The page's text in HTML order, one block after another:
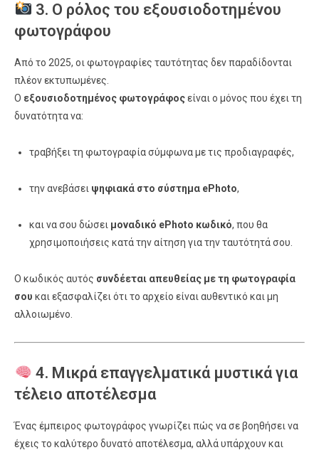
3. Ο ρόλος του εξουσιοδοτημένου
φωτογράφου
Από το 2025, οι φωτογραφίες ταυτότητας δεν παραδίδονται
πλέον εκτυπωμένες.
Ο εξουσιοδοτημένος φωτογράφοςείναι ο μόνος που έχει τη
δυνατότητα να:
τραβήξει τη φωτογραφία σύμφωνα με τις προδιαγραφές,
την ανεβάσει ψηφιακά στο σύστημα ePhoto,
και να σου δώσει μοναδικό ePhoto κωδικό, που θα
χρησιμοποιήσεις κατά την αίτηση για την ταυτότητά σου.
Ο κωδικός αυτός συνδέεται απευθείας με τη φωτογραφία
σου και εξασφαλίζει ότι το αρχείο είναι αυθεντικό και μη
αλλοιωμένο.
4. Μικρά επαγγελματικά μυστικά για
τέλειο αποτέλεσμα
Ένας έμπειρος φωτογράφος γνωρίζει πώς να σε βοηθήσει να
έχεις το καλύτερο δυνατό αποτέλεσμα, αλλά υπάρχουν και